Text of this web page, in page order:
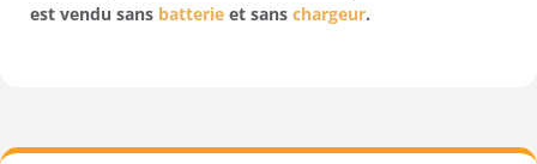
est vendu sans batterie et sans chargeur.